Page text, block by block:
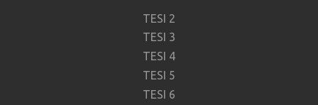
TESI 2
TESI 3
TESI 4
TESI 5
TESI 6